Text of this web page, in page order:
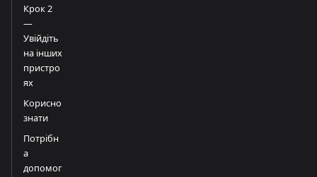
Крок 2
—
Увійдіть
на інших
пристро
ях
Корисно
знати
Потрібн
а
допомог